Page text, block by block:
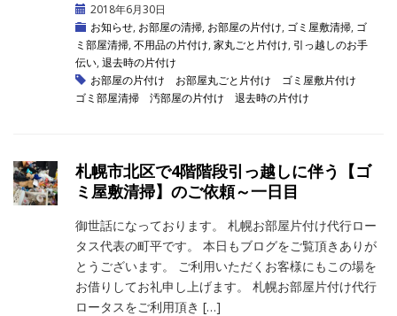
2018年6月30日
お知らせ, お部屋の清掃, お部屋の片付け, ゴミ屋敷清掃, ゴ
ミ部屋清掃, 不用品の片付け, 家丸ごと片付け, 引っ越しのお手
伝い, 退去時の片付け
お部屋の片付け
お部屋丸ごと片付け
ゴミ屋敷片付け
ゴミ部屋清掃
汚部屋の片付け 退去時の片付け
札幌市北区で4階階段引っ越しに伴う【ゴ
ミ屋敷清掃】のご依頼～一日目
御世話になっております。 札幌お部屋片付け代行ロー
タス代表の町平です。 本日もブログをご覧頂きありが
とうございます。 ご利用いただくお客様にもこの場を
お借りしてお礼申し上げます。 札幌お部屋片付け代行
ロータスをご利用頂き […]